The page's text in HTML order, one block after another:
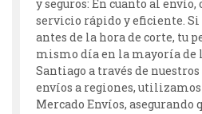
y seguros: En cuanto al envío,
servicio rápido y eficiente.
antes de la hora de corte, tu
mismo día en la mayoría de
Santiago a través de
envíos a regiones,
Mercado Envíos, asegurando